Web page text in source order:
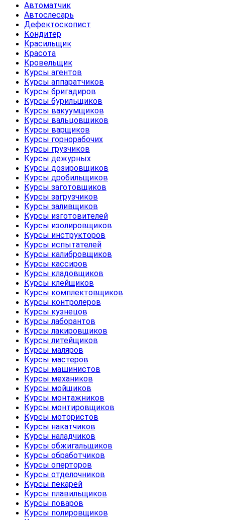
Автоматчик
Автослесарь
Дефектоскопист
Кондитер
Красильщик
Красота
Кровельщик
Курсы агентов
Курсы аппаратчиков
Курсы бригадиров
Курсы бурильщиков
Курсы вакуумщиков
Курсы вальцовщиков
Курсы варщиков
Курсы горнорабочих
Курсы грузчиков
Курсы дежурных
Курсы дозировщиков
Курсы дробильщиков
Курсы заготовщиков
Курсы загрузчиков
Курсы заливщиков
Курсы изготовителей
Курсы изолировщиков
Курсы инструкторов
Курсы испытателей
Курсы калибровщиков
Курсы кассиров
Курсы кладовщиков
Курсы клейщиков
Курсы комплектовщиков
Курсы контролеров
Курсы кузнецов
Курсы лаборантов
Курсы лакировщиков
Курсы литейщиков
Курсы маляров
Курсы мастеров
Курсы машинистов
Курсы механиков
Курсы мойщиков
Курсы монтажников
Курсы монтировщиков
Курсы мотористов
Курсы накатчиков
Курсы наладчиков
Курсы обжигальщиков
Курсы обработчиков
Курсы оперторов
Курсы отделочников
Курсы пекарей
Курсы плавильщиков
Курсы поваров
Курсы полировщиков